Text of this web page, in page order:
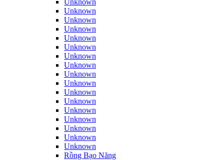
Unknown
Unknown
Unknown
Unknown
Unknown
Unknown
Unknown
Unknown
Unknown
Unknown
Unknown
Unknown
Unknown
Unknown
Unknown
Unknown
Unknown
Rồng Bạo Năng